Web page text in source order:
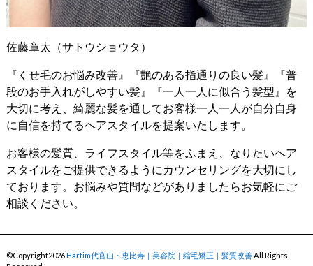
佐藤章太（サトウショウタ）
『くせ毛のお悩み改善』『艶のある指通りの良い髪』『普
段のお手入れがしやすい髪』『一人一人に似合う髪型』を
大切に考え、綺麗な髪を通してお客様一人一人が自分自身
に自信を持てるヘアスタイルを提案いたします。
お客様の髪質、ライフスタイル等をふまえ、なりたいヘア
スタイルをご提供できるようにカウンセリングを大切にし
ております。お悩みや質問などがありましたらお気軽にご
相談ください。
©Copyright2026Hartim代官山・恵比寿｜美容院｜縮毛矯正｜髪質改善.All Rights